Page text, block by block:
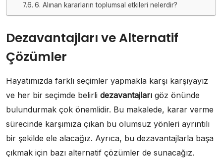
6. Alınan kararların toplumsal etkileri nelerdir?
Dezavantajları ve Alternatif
Çözümler
Hayatımızda farklı seçimler yapmakla karşı karşıyayız
ve her bir seçimde belirli dezavantajları göz önünde
bulundurmak çok önemlidir. Bu makalede, karar verme
sürecinde karşımıza çıkan bu olumsuz yönleri ayrıntılı
bir şekilde ele alacağız. Ayrıca, bu dezavantajlarla başa
çıkmak için bazı alternatif çözümler de sunacağız.